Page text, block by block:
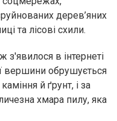
дерев’яних
та лісові схили.
в інтернеті
вершини обрушується
й ґрунт, і за
хмара пилу, яка